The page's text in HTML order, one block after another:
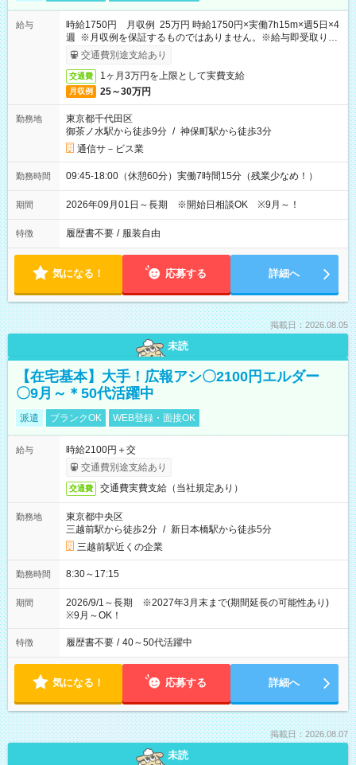
給与
時給1750円 月収例 25万円 時給1750円×実働7h15m×週5日×4
週 ※月収例を保証するものではありません。※給与即受取りサ
ービス利用可（利用条件有）
交通費別途支給あり
交通費 1ヶ月3万円を上限として実費支給
月収例 25～30万円
勤務地
東京都千代田区
御茶ノ水駅から徒歩9分 / 神保町駅から徒歩3分
通信サ－ビス業
勤務時間 09:45-18:00（休憩60分）実働7時間15分（残業少なめ！）
期間 2026年09月01日～長期 ※開始日相談OK ※9月～！
特徴 履歴書不要 / 服装自由
気になる！ 応募する 詳細へ
掲載日：2026.08.05
未読
【在宅基本】大手！広報アシ〇2100円エルダー
〇9月～＊50代活躍中
派遣 ブランクOK WEB登録・面接OK
給与
時給2100円＋交
交通費別途支給あり
交通費 交通費実費支給（当社規定あり）
勤務地
東京都中央区
三越前駅から徒歩2分 / 新日本橋駅から徒歩5分
三越前駅近くの企業
勤務時間 8:30～17:15
期間
2026/9/1～長期 ※2027年3月末まで(期間延長の可能性あり)
※9月～OK！
特徴 履歴書不要 / 40～50代活躍中
気になる！ 応募する 詳細へ
掲載日：2026.08.07
未読